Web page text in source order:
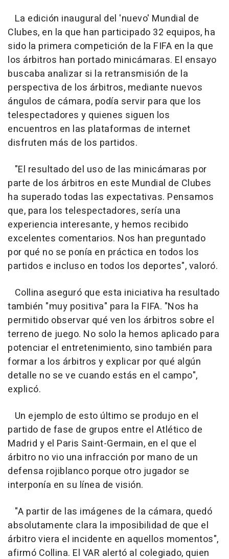
La edición inaugural del 'nuevo' Mundial de
Clubes, en la que han participado 32 equipos, ha
sido la primera competición de la FIFA en la que
los árbitros han portado minicámaras. El ensayo
buscaba analizar si la retransmisión de la
perspectiva de los árbitros, mediante nuevos
ángulos de cámara, podía servir para que los
telespectadores y quienes siguen los
encuentros en las plataformas de internet
disfruten más de los partidos.
"El resultado del uso de las minicámaras por
parte de los árbitros en este Mundial de Clubes
ha superado todas las expectativas. Pensamos
que, para los telespectadores, sería una
experiencia interesante, y hemos recibido
excelentes comentarios. Nos han preguntado
por qué no se ponía en práctica en todos los
partidos e incluso en todos los deportes", valoró.
Collina aseguró que esta iniciativa ha resultado
también "muy positiva" para la FIFA. "Nos ha
permitido observar qué ven los árbitros sobre el
terreno de juego. No solo la hemos aplicado para
potenciar el entretenimiento, sino también para
formar a los árbitros y explicar por qué algún
detalle no se ve cuando estás en el campo",
explicó.
Un ejemplo de esto último se produjo en el
partido de fase de grupos entre el Atlético de
Madrid y el Paris Saint-Germain, en el que el
árbitro no vio una infracción por mano de un
defensa rojiblanco porque otro jugador se
interponía en su línea de visión.
"A partir de las imágenes de la cámara, quedó
absolutamente clara la imposibilidad de que el
árbitro viera el incidente en aquellos momentos",
afirmó Collina. El VAR alertó al colegiado, quien